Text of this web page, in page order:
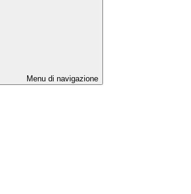
Menu di navigazione